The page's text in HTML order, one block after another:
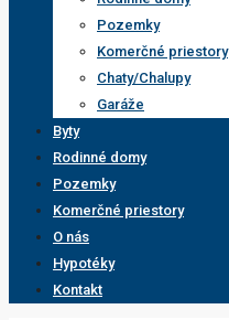
Pozemky
Komerčné priestory
Chaty/Chalupy
Garáže
Byty
Rodinné domy
Pozemky
Komerčné priestory
O nás
Hypotéky
Kontakt